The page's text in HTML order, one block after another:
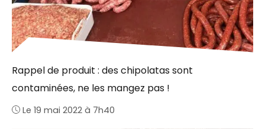
Rappel de produit : des chipolatas sont
contaminées, ne les mangez pas !
Le 19 mai 2022 à 7h40